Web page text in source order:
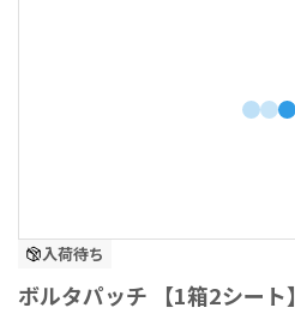
入荷待ち
ボルタパッチ 【1箱2シート】